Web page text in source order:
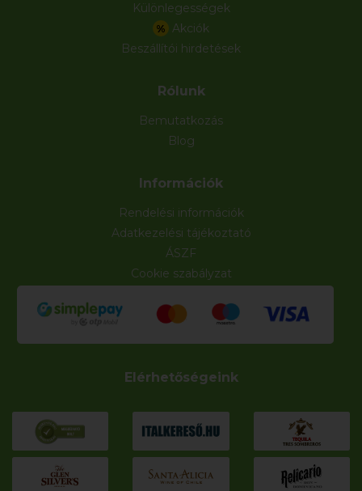
Különlegességek
% Akciók
Beszállítói hirdetések
Rólunk
Bemutatkozás
Blog
Információk
Rendelési információk
Adatkezelési tájékoztató
ÁSZF
Cookie szabályzat
Elérhetőségeink